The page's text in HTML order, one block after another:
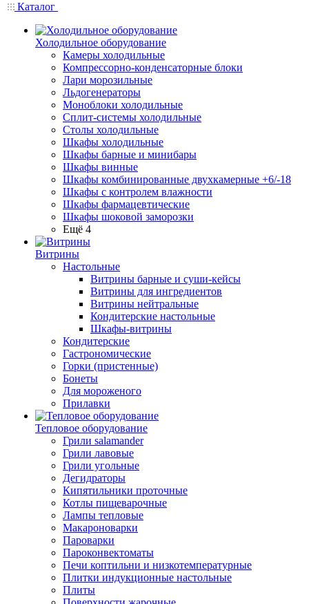
Каталог
Холодильное оборудование
Камеры холодильные
Компрессорно-конденсаторные блоки
Лари морозильные
Льдогенераторы
Моноблоки холодильные
Сплит-системы холодильные
Столы холодильные
Шкафы холодильные
Шкафы барные и минибары
Шкафы винные
Шкафы комбинированные двухкамерные +6/-18
Шкафы с контролем влажности
Шкафы фармацевтические
Шкафы шоковой заморозки
Ещё 4
Витрины
Настольные
Витрины барные и суши-кейсы
Витрины для ингредиентов
Витрины нейтральные
Кондитерские настольные
Шкафы-витрины
Кондитерские
Гастрономические
Горки (пристенные)
Бонеты
Для мороженого
Прилавки
Тепловое оборудование
Грили salamander
Грили лавовые
Грили угольные
Дегидраторы
Кипятильники проточные
Котлы пищеварочные
Лампы тепловые
Макароноварки
Пароварки
Пароконвектоматы
Печи коптильни и низкотемпературные
Плитки индукционные настольные
Плиты